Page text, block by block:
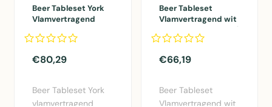
Beer Tableset York
Vlamvertragend
100x260cm/ 2st
€80,29
Beer Tableset York
vlamvertragend
Beer Tableset
Vlamvertragend wit
300 1st 100x260cm/
2st 220x25x45cm
€66,19
Beer Tableset
Vlamvertragend wit